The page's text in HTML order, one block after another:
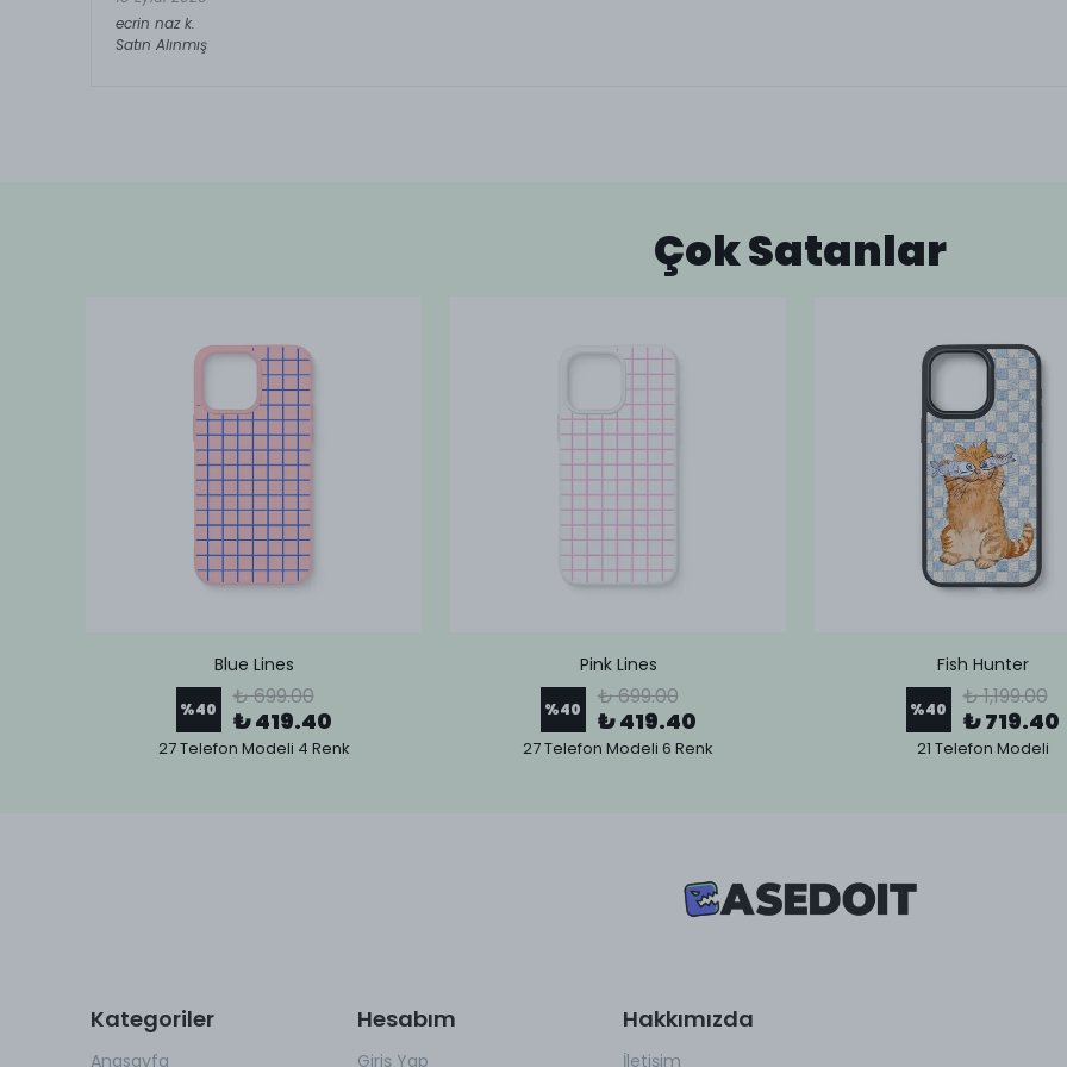
ecrin naz k.
Satın Alınmış
Çok Satanlar
Blue Lines
%40 ₺ 699.00
₺ 419.40
27 Telefon Modeli 4 Renk
Pink Lines
%40 ₺ 699.00
₺ 419.40
27 Telefon Modeli 6 Renk
Fish Hunter
%40 ₺ 1,199.00
₺ 719.40
21 Telefon Modeli
Kategoriler
Anasayfa
Hesabım
Giriş Yap
Hakkımızda
İletişim